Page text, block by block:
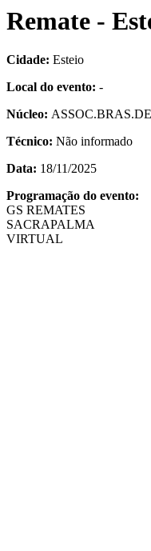
Remate -
Cidade: Esteio
Local do evento: -
Núcleo:
Técnico: Não informado
Data: 18/11/2025
Programação do evento:
GS REMATES
SACRAPALMA
VIRTUAL